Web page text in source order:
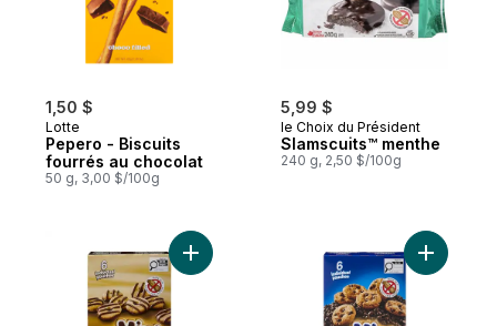
1,50 $
Lotte
Pepero - Biscuits
fourrés au chocolat
50 g, 3,00 $/100g
5,99 $
le Choix du Président
Slamscuits™ menthe
240 g, 2,50 $/100g
Ajouter Mmm Mini biscuits à saveur de
Ajouter